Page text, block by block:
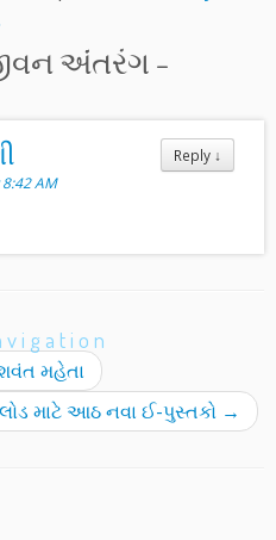
અંંતરંગ –
Reply ↓
AM
મહેતા
માટે આઠ નવા ઈ-પુસ્તકો →